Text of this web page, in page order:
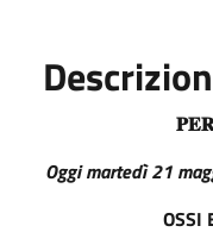
Oggi martedì 21
OSSI